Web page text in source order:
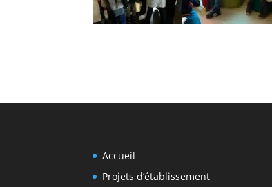
Accueil
Projets d’établissement